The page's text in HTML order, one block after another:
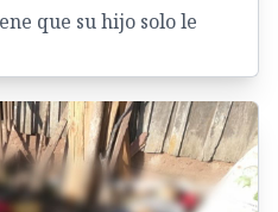
que su hijo solo le